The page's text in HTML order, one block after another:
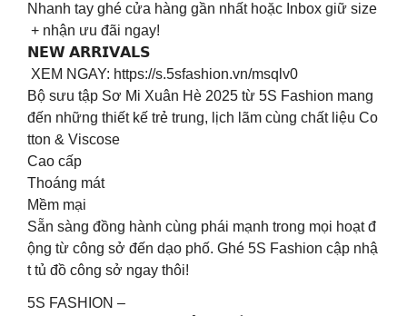
Nhanh tay ghé cửa hàng gần nhất hoặc Inbox giữ size
+ nhận ưu đãi ngay!
𝗡𝗘𝗪 𝗔𝗥𝗥𝗜𝗩𝗔𝗟𝗦
XEM NGAY: https://s.5sfashion.vn/msqlv0
Bộ sưu tập Sơ Mi Xuân Hè 2025 từ 5S Fashion mang
đến những thiết kế trẻ trung, lịch lãm cùng chất liệu Co
tton & Viscose
️Cao cấp
️Thoáng mát
️Mềm mại
Sẵn sàng đồng hành cùng phái mạnh trong mọi hoạt đ
ộng từ công sở đến dạo phố. Ghé 5S Fashion cập nhậ
t tủ đồ công sở ngay thôi!
5S FASHION –